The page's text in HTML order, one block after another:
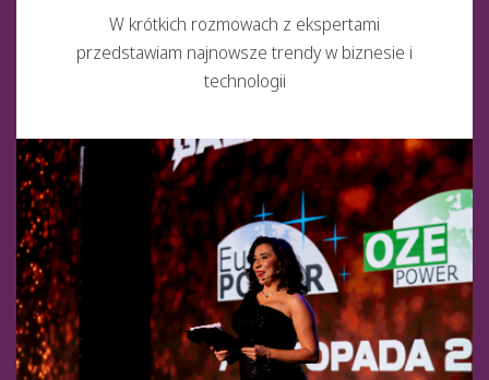
W krótkich rozmowach z ekspertami
przedstawiam najnowsze trendy w biznesie i
technologii